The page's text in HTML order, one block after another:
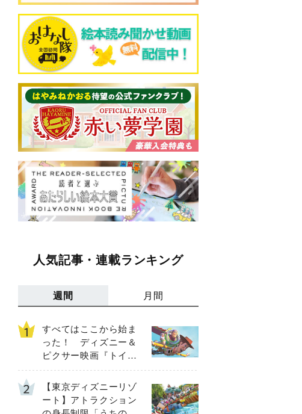
人気記事・連載ランキング
週間 月間
すべてはここから始ま
った！ ディズニー＆
ピクサー映画『トイ・
ストーリー』の主要キ
ャラクターを紹介
【東京ディズニーリゾ
ート】アトラクション